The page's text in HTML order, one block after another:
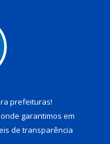
prefeituras!
garantimos em
de transparência